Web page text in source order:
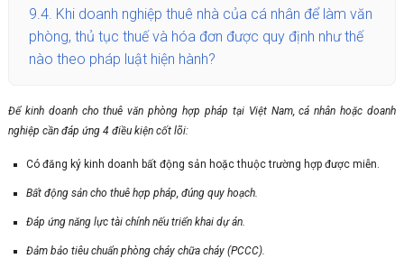
9.4. Khi doanh nghiệp thuê nhà của cá nhân để làm văn
phòng, thủ tục thuế và hóa đơn được quy định như thế
nào theo pháp luật hiện hành?
Để kinh doanh cho thuê văn phòng hợp pháp tại Việt Nam, cá nhân hoặc doanh
nghiệp cần đáp ứng 4 điều kiện cốt lõi:
Có đăng ký kinh doanh bất động sản hoặc thuộc trường hợp được miễn.
Bất động sản cho thuê hợp pháp, đúng quy hoạch.
Đáp ứng năng lực tài chính nếu triển khai dự án.
Đảm bảo tiêu chuẩn phòng cháy chữa cháy (PCCC).